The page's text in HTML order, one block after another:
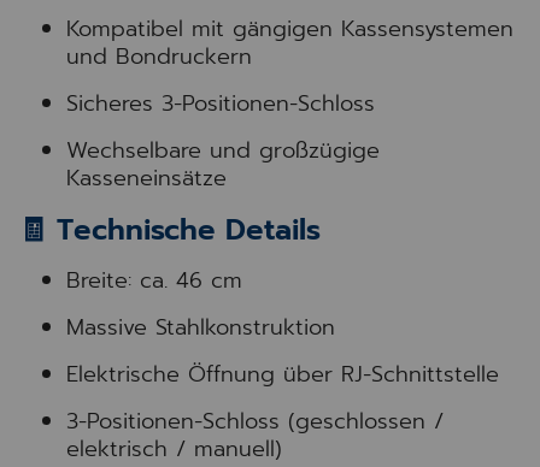
Kompatibel mit gängigen Kassensystemen
und Bondruckern
Sicheres 3-Positionen-Schloss
Wechselbare und großzügige
Kasseneinsätze
🧾 Technische Details
Breite: ca. 46 cm
Massive Stahlkonstruktion
Elektrische Öffnung über RJ-Schnittstelle
3-Positionen-Schloss (geschlossen /
elektrisch / manuell)